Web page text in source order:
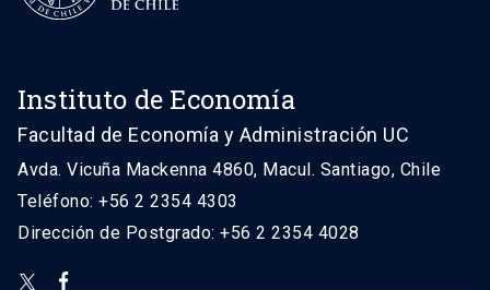
Instituto de Economía
Facultad de Economía y Administración UC
Avda. Vicuña Mackenna 4860, Macul. Santiago, Chile
Teléfono: +56 2 2354 4303
Dirección de Postgrado: +56 2 2354 4028